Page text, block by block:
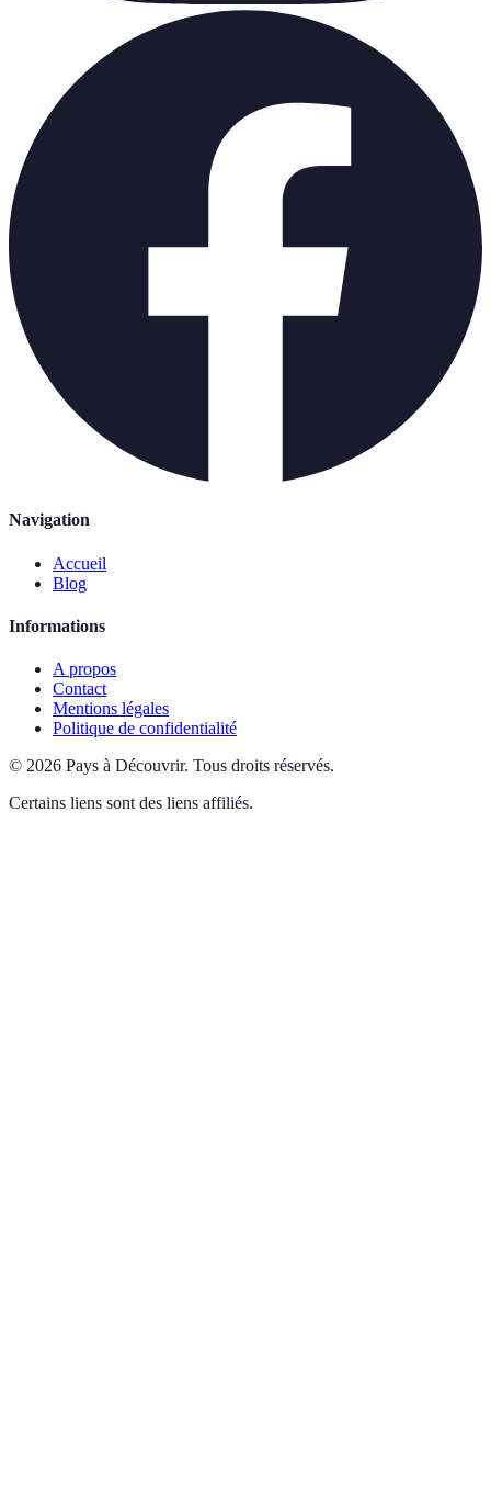
Navigation
Accueil
Blog
Informations
A propos
Contact
Mentions légales
Politique de confidentialité
© 2026 Pays à Découvrir. Tous droits réservés.
Certains liens sont des liens affiliés.